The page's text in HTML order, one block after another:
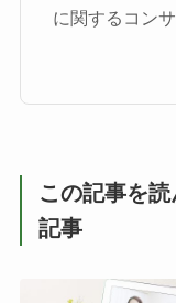
に関するコン
この記事を
記事